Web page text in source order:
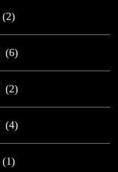
(2)
(6)
(2)
(4)
(1)